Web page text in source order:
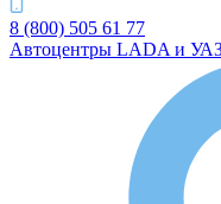
8 (800) 505 61 77
Автоцентры LADA и